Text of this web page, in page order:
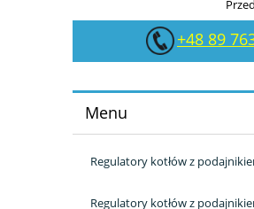
+48 89
Menu
Regulatory kotłów z
Regulatory kotłów z